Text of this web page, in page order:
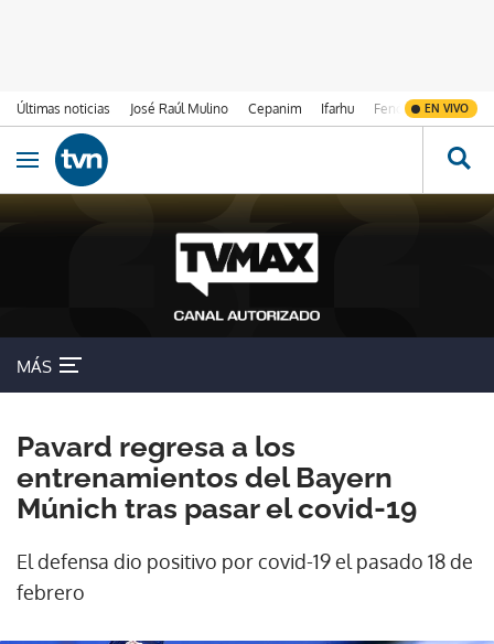
Últimas noticias José Raúl Mulino Cepanim Ifarhu Fenómeno de El
EN VIVO
Ir al contenido
Obrir navegació
MÁS
Pavard regresa a los
entrenamientos del Bayern
Múnich tras pasar el covid-19
El defensa dio positivo por covid-19 el pasado 18 de
febrero